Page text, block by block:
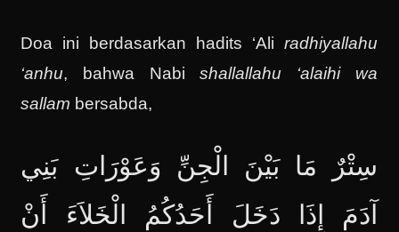
Doa ini berdasarkan hadits ‘Aliradhiyallahu
‘anhu, bahwa Nabishallallahu ‘alaihi wa
sallam bersabda,
سِتْرٌ مَا بَيْنَ الْجِنِّ وَعَوْرَاتِ بَنِي
آدَمَ إِذَا دَخَلَ أَحَدُكُمُ الْخَلاَءَ أَنْ